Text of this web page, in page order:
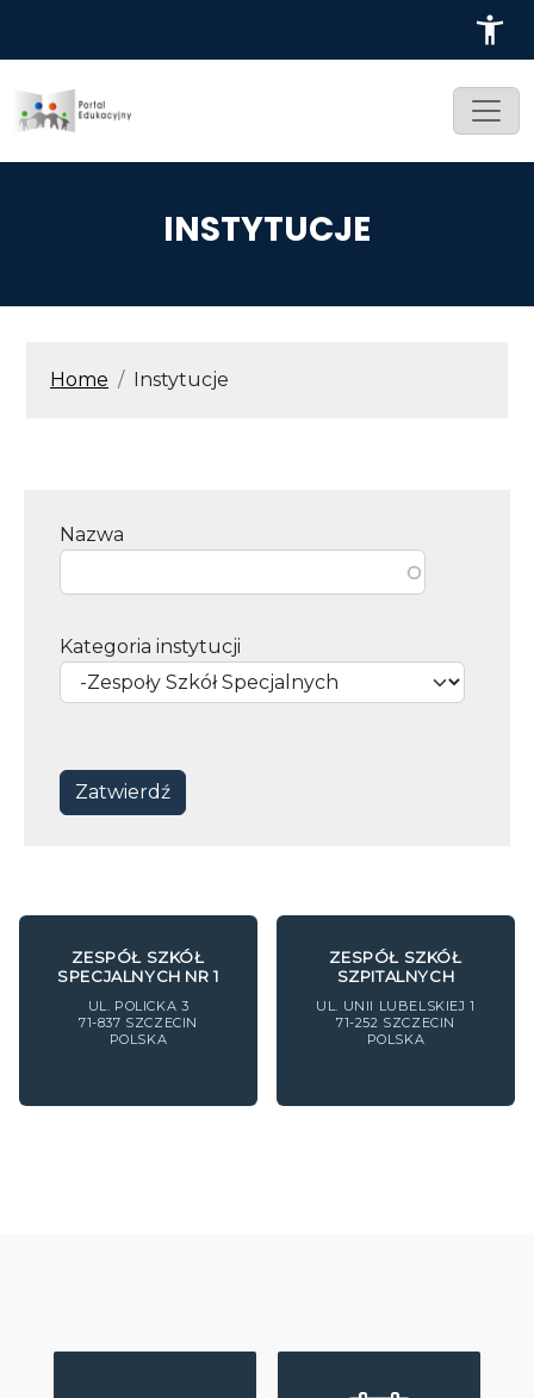
INSTYTUCJE
ŚCIEŻKA NAWIGACYJNA
Home Instytucje
Nazwa
Kategoria instytucji
ZESPÓŁ SZKÓŁ
SPECJALNYCH NR 1
UL. POLICKA 3
71-837 SZCZECIN
POLSKA
ZESPÓŁ SZKÓŁ
SZPITALNYCH
UL. UNII LUBELSKIEJ 1
71-252 SZCZECIN
POLSKA